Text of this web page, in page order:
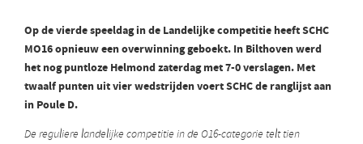
Op de vierde speeldag in de Landelijke competitie heeft SCHC
MO16 opnieuw een overwinning geboekt. In Bilthoven werd
het nog puntloze Helmond zaterdag met 7-0 verslagen. Met
twaalf punten uit vier wedstrijden voert SCHC de ranglijst aan
in Poule D.
De reguliere landelijke competitie in de O16-categorie telt tien